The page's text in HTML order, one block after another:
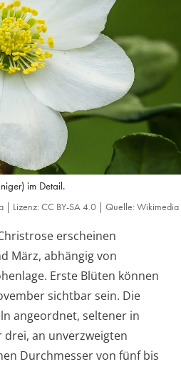
im Detail.
| Lizenz: CC BY-SA 4.0 | Quelle: Wikimedia
erscheinen
März, abhängig von
Erste Blüten können
sichtbar sein. Die
angeordnet, seltener in
an unverzweigten
Durchmesser von fünf bis